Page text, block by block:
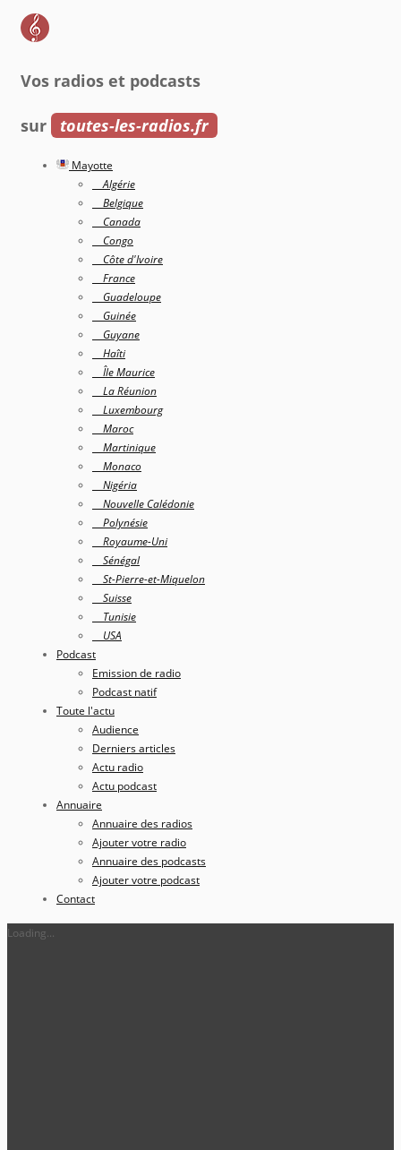
Vos radios et podcasts
sur toutes-les-radios.fr
Mayotte
Algérie
Belgique
Canada
Congo
Côte d'Ivoire
France
Guadeloupe
Guinée
Guyane
Haîti
Île Maurice
La Réunion
Luxembourg
Maroc
Martinique
Monaco
Nigéria
Nouvelle Calédonie
Polynésie
Royaume-Uni
Sénégal
St-Pierre-et-Miquelon
Suisse
Tunisie
USA
Podcast
Emission de radio
Podcast natif
Toute l'actu
Audience
Derniers articles
Actu radio
Actu podcast
Annuaire
Annuaire des radios
Ajouter votre radio
Annuaire des podcasts
Ajouter votre podcast
Contact
Loading...